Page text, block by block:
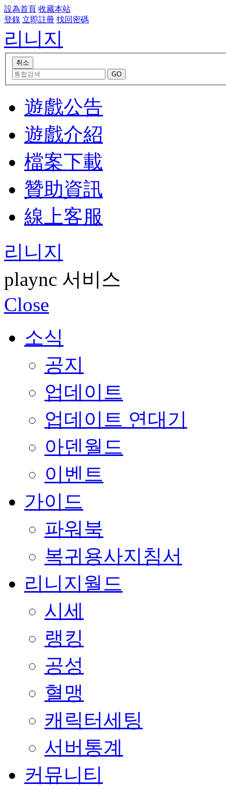
設為首頁 收藏本站
登錄 立即註冊 找回密碼
리니지
遊戲公告
遊戲介紹
檔案下載
贊助資訊
線上客服
리니지
plaync 서비스
Close
소식
공지
업데이트
업데이트 연대기
아덴월드
이벤트
가이드
파워북
복귀용사지침서
리니지월드
시세
랭킹
공성
혈맹
캐릭터세팅
서버통계
커뮤니티